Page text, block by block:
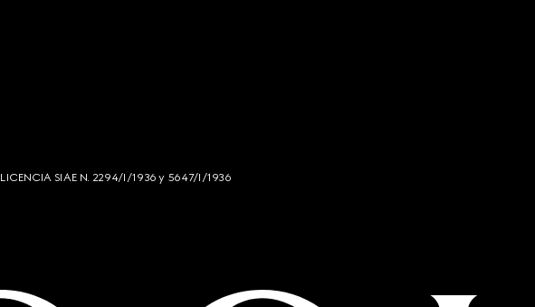
SIAE N. 2294/I/1936 y 5647/I/1936